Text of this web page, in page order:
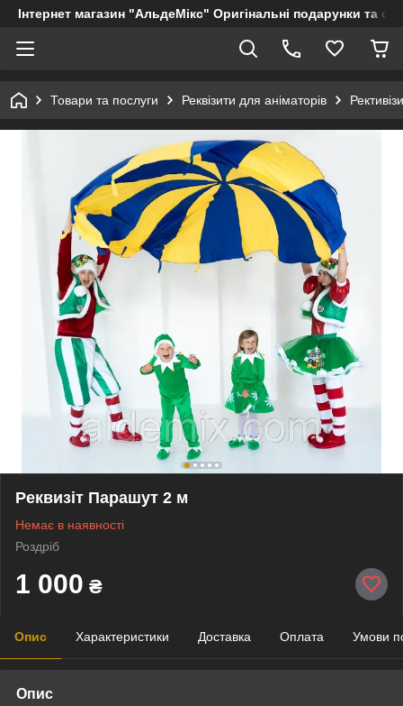
Інтернет магазин "АльдеМікс" Оригінальні подарунки та
Товари та послуги Реквізити для аніматорів
Реквизіт Парашут 2 м
Немає в наявності
Роздріб
1 000 ₴
Опис Характеристики Доставка Оплата Умови
Опис